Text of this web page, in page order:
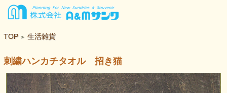
TOP > 生活雑貨
刺繍ハンカチタオル 招き猫